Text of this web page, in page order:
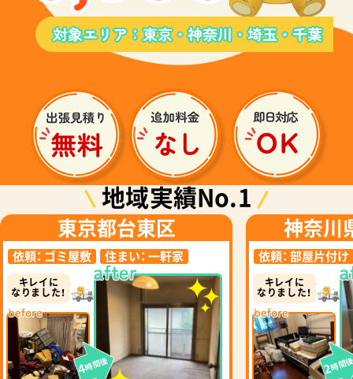
地域実績No.1
東京都台東区
依頼： ゴミ屋敷 住まい： 一軒家
キレイに
なりました！
4時間後
神奈川
依頼： 部屋片付け
キレイに
なりました！
2時間